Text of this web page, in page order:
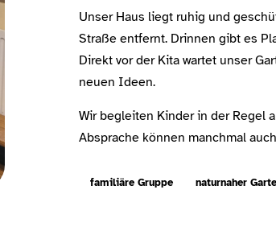
Unser Haus liegt ruhig und
Straße entfernt. Drinnen gibt es
Direkt vor der Kita wartet unser
neuen Ideen.
Wir begleiten Kinder in der Regel
Absprache können manchmal
familiäre Gruppe naturnaher